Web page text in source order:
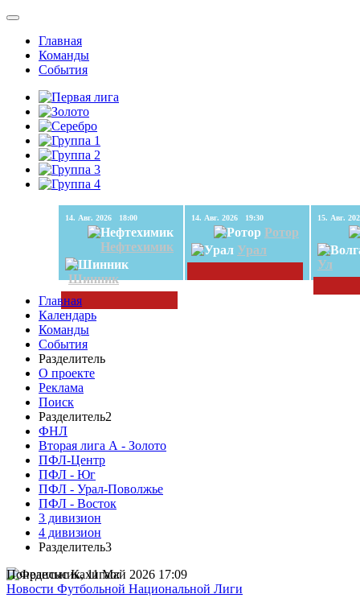
Главная
Команды
События
14. Авг. 2026 18:00
Нефтехимик
Шинник
14. Авг. 2026 19:30
Ротор
Урал
Ул
Главная
Календарь
Команды
События
Разделитель
О проекте
Реклама
Поиск
Разделитель2
ФНЛ
Вторая лига А - Золото
ПФЛ-Центр
ПФЛ - Юг
ПФЛ - Урал-Поволжье
ПФЛ - Восток
3 дивизион
4 дивизион
Разделитель3
Понедельник, 11 Май 2026 17:09
Новости Футбольной Национальной Лиги